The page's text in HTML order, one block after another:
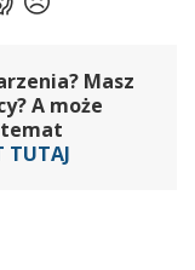
Masz
A może
temat
TUTAJ